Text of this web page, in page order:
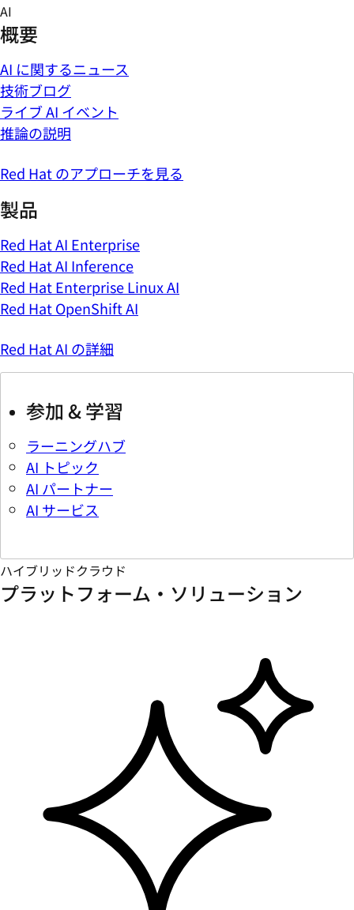
Skip
to
content
AI
概要
AI に関するニュース
技術ブログ
ライブ AI イベント
推論の説明
Red Hat のアプローチを見る
製品
Red Hat AI Enterprise
Red Hat AI Inference
Red Hat Enterprise Linux AI
Red Hat OpenShift AI
Red Hat AI の詳細
参加 & 学習
ラーニングハブ
AI トピック
AI パートナー
AI サービス
ハイブリッドクラウド
プラットフォーム・ソリューション